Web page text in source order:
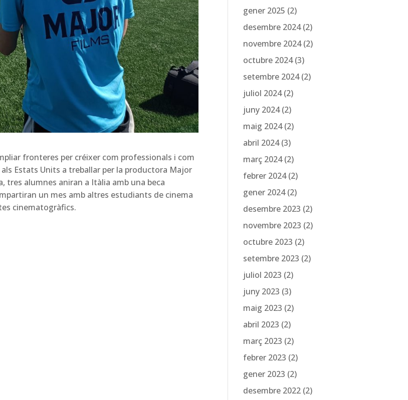
fronteres per créixer com professionals i com
Estats Units a treballar per la productora Major
tres alumnes aniran a Itàlia amb una beca
un mes amb altres estudiants de cinema
cinematogràfics.
gener 2025 (2)
desembre 2024(2)
novembre 2024(2)
octubre 2024(3)
setembre 2024(2)
juliol 2024(2)
juny 2024(2)
maig 2024(2)
abril 2024(3)
març 2024(2)
febrer 2024(2)
gener 2024(2)
desembre 2023 (2)
novembre 2023 (2)
octubre 2023 (2)
setembre 2023 (2)
juliol 2023 (2)
juny 2023 (3)
maig 2023 (2)
abril 2023 (2)
març 2023 (2)
febrer 2023 (2)
gener 2023 (2)
desembre 2022 (2)